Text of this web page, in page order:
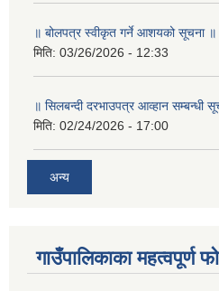
॥ बोलपत्र स्वीकृत गर्ने आशयको सूचना ॥
मिति: 03/26/2026 - 12:33
॥ सिलबन्दी दरभाउपत्र आव्हान सम्बन्धी
मिति: 02/24/2026 - 17:00
अन्य
गाउँपालिकाका महत्वपूर्ण